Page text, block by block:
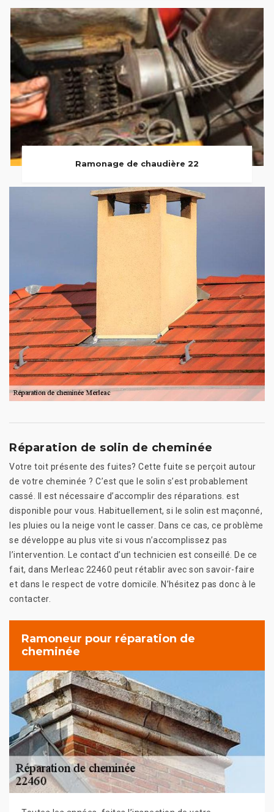
Ramonage de chaudière 22
Réparation de solin de cheminée
Votre toit présente des fuites? Cette fuite se perçoit autour
de votre cheminée ? C’est que le solin s’est probablement
cassé. Il est nécessaire d’accomplir des réparations. est
disponible pour vous. Habituellement, si le solin est maçonné,
les pluies ou la neige vont le casser. Dans ce cas, ce problème
se développe au plus vite si vous n’accomplissez pas
l’intervention. Le contact d’un technicien est conseillé. De ce
fait, dans Merleac 22460 peut rétablir avec son savoir-faire
et dans le respect de votre domicile. N’hésitez pas donc à le
contacter.
Ramoneur pour réparation de
cheminée